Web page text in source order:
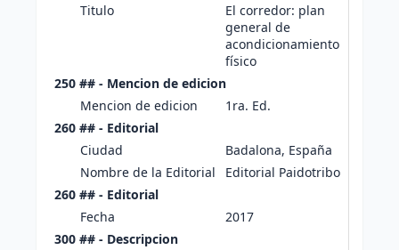
Titulo
El corredor: plan
general de
acondicionamiento
físico
250 ## - Mencion de edicion
Mencion de edicion
1ra. Ed.
260 ## - Editorial
Ciudad
Badalona, España
Nombre de la Editorial
Editorial Paidotribo
260 ## - Editorial
Fecha
2017
300 ## - Descripcion